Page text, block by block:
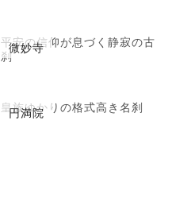
微妙寺
平安の信仰が息づく静寂の古
刹
円満院
皇族ゆかりの格式高き名刹